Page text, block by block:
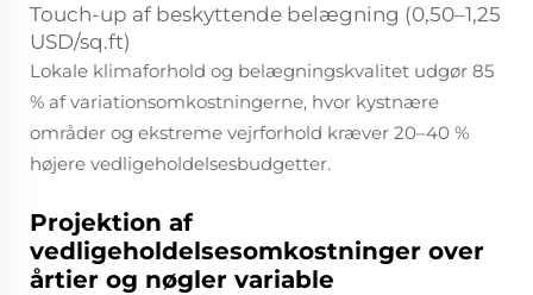
Touch-up af beskyttende belægning (0,50–1,25
USD/sq.ft)
Lokale klimaforhold og belægningskvalitet udgør 85
% af variationsomkostningerne, hvor kystnære
områder og ekstreme vejrforhold kræver 20–40 %
højere vedligeholdelsesbudgetter.
Projektion af
vedligeholdelsesomkostninger over
årtier og nøgler variable